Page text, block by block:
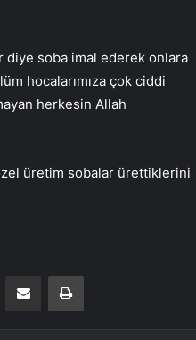
diye soba imal ederek onlara
hocalarımıza çok ciddi
herkesin Allah
özel üretim sobalar ürettiklerini
E-Posta ile paylaş Yazdır